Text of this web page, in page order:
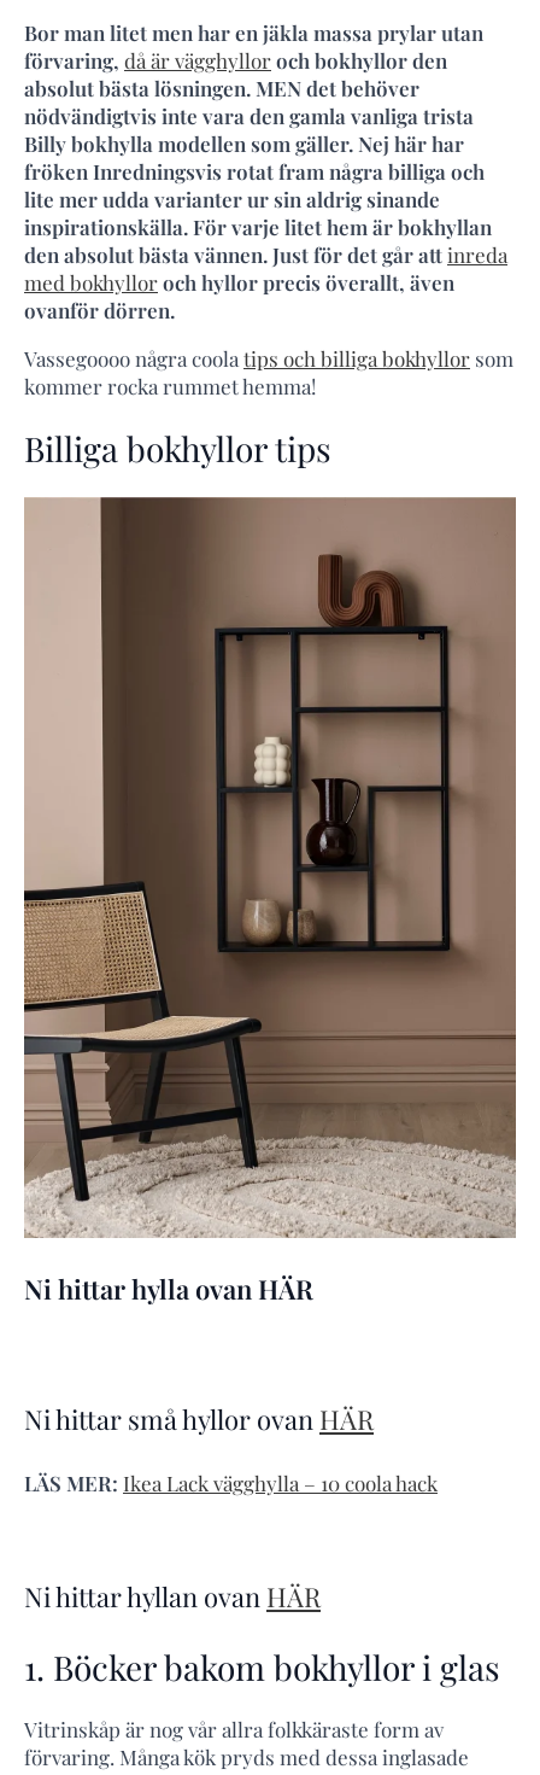
Bor man litet men har en jäkla massa prylar utan
förvaring, då är vägghylloroch bokhyllor den
absolut bästa lösningen. MEN det behöver
nödvändigtvis inte vara den gamla vanliga trista
Billy bokhylla modellen som gäller. Nej här har
fröken Inredningsvis rotat fram några billiga och
lite mer udda varianter ur sin aldrig sinande
inspirationskälla. För varje litet hem är bokhyllan
den absolut bästa vännen. Just för det går attinreda
med bokhylloroch hyllor precis överallt, även
ovanför dörren.
Vassegoooo några coola tips och billiga bokhyllor som
kommer rocka rummet hemma!
Billiga bokhyllor tips
Ni hittar hylla ovan HÄR
Ni hittar små hyllor ovan HÄR
LÄS MER: Ikea Lack vägghylla – 10 coola hack
Ni hittar hyllan ovan HÄR
1. Böcker bakom bokhyllor i glas
Vitrinskåp är nog vår allra folkkäraste form av
förvaring. Många kök pryds med dessa inglasade